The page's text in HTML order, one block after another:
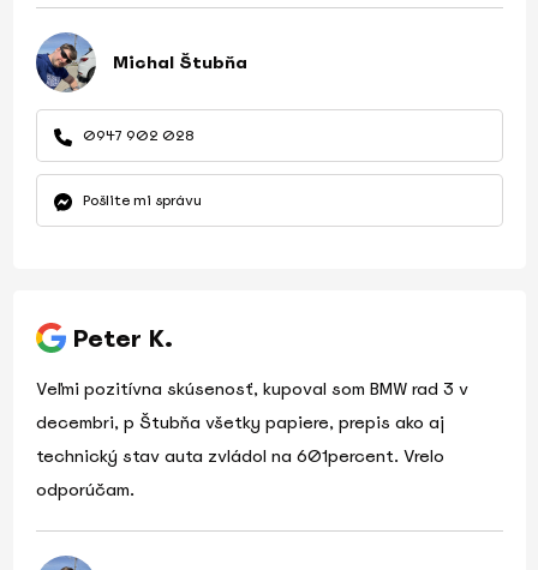
Michal Štubňa
0947 902 028
Pošlite mi správu
Peter K.
Veľmi pozitívna skúsenosť, kupoval som BMW rad 3 v
decembri, p Štubňa všetky papiere, prepis ako aj
technický stav auta zvládol na 601percent. Vrelo
odporúčam.